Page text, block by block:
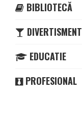
BIBLIOTECĂ
DIVERTISMENT
EDUCATIE
PROFESIONAL